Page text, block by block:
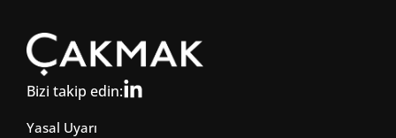
Bizi takip edin:
Yasal Uyarı